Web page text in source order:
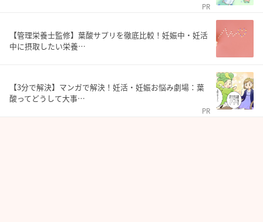
PR
【管理栄養士監修】葉酸サプリを徹底比較！妊娠中・妊活
中に摂取したい栄養…
【3分で解決】マンガで解決！妊活・妊娠お悩み劇場：葉
酸ってどうして大事…
PR